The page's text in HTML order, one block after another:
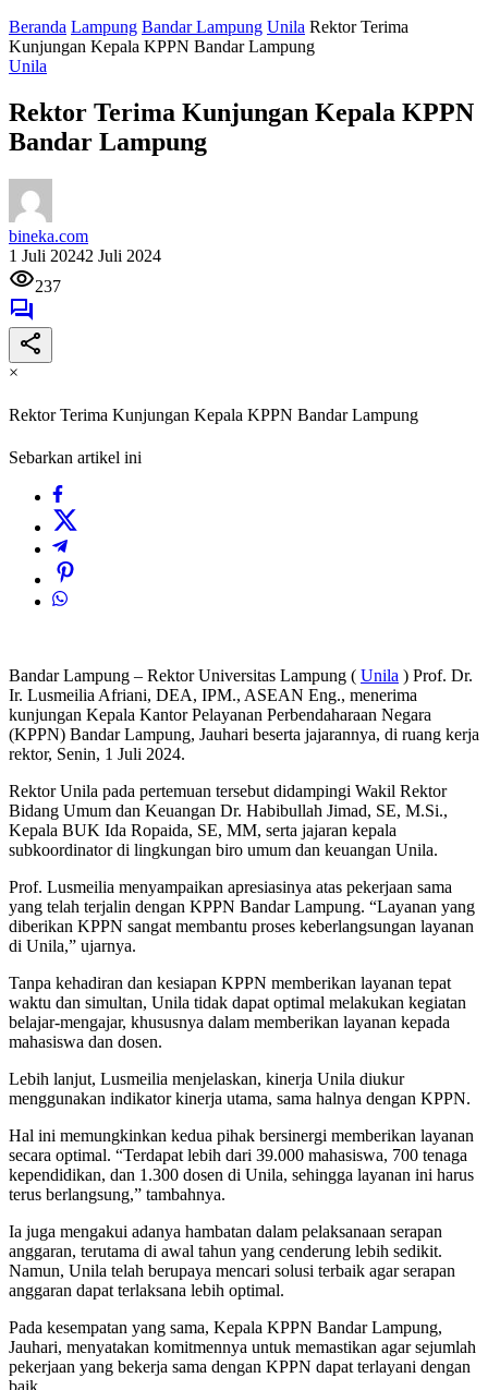
Beranda Lampung Bandar Lampung Unila Rektor Terima
Kunjungan Kepala KPPN Bandar Lampung
Unila
Rektor Terima Kunjungan Kepala KPPN
Bandar Lampung
bineka.com
1 Juli 20242 Juli 2024
237
×
Rektor Terima Kunjungan Kepala KPPN Bandar Lampung
Sebarkan artikel ini
Bandar Lampung – Rektor Universitas Lampung ( Unila ) Prof. Dr.
Ir. Lusmeilia Afriani, DEA, IPM., ASEAN Eng., menerima
kunjungan Kepala Kantor Pelayanan Perbendaharaan Negara
(KPPN) Bandar Lampung, Jauhari beserta jajarannya, di ruang kerja
rektor, Senin, 1 Juli 2024.
Rektor Unila pada pertemuan tersebut didampingi Wakil Rektor
Bidang Umum dan Keuangan Dr. Habibullah Jimad, SE, M.Si.,
Kepala BUK Ida Ropaida, SE, MM, serta jajaran kepala
subkoordinator di lingkungan biro umum dan keuangan Unila.
Prof. Lusmeilia menyampaikan apresiasinya atas pekerjaan sama
yang telah terjalin dengan KPPN Bandar Lampung. “Layanan yang
diberikan KPPN sangat membantu proses keberlangsungan layanan
di Unila,” ujarnya.
Tanpa kehadiran dan kesiapan KPPN memberikan layanan tepat
waktu dan simultan, Unila tidak dapat optimal melakukan kegiatan
belajar-mengajar, khususnya dalam memberikan layanan kepada
mahasiswa dan dosen.
Lebih lanjut, Lusmeilia menjelaskan, kinerja Unila diukur
menggunakan indikator kinerja utama, sama halnya dengan KPPN.
Hal ini memungkinkan kedua pihak bersinergi memberikan layanan
secara optimal. “Terdapat lebih dari 39.000 mahasiswa, 700 tenaga
kependidikan, dan 1.300 dosen di Unila, sehingga layanan ini harus
terus berlangsung,” tambahnya.
Ia juga mengakui adanya hambatan dalam pelaksanaan serapan
anggaran, terutama di awal tahun yang cenderung lebih sedikit.
Namun, Unila telah berupaya mencari solusi terbaik agar serapan
anggaran dapat terlaksana lebih optimal.
Pada kesempatan yang sama, Kepala KPPN Bandar Lampung,
Jauhari, menyatakan komitmennya untuk memastikan agar sejumlah
pekerjaan yang bekerja sama dengan KPPN dapat terlayani dengan